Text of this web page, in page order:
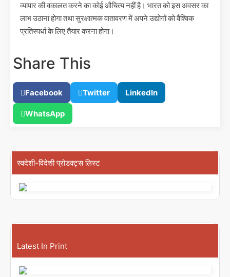
व्यापार की वकालत करने का कोई औचित्य नहीं है। भारत को इस अवसर का
लाभ उठाना होगा तथा सुरक्षात्मक वातावरण में अपने उद्योगों को वैश्विक
प्रतिस्पर्धा के लिए तैयार करना होगा।
Share This
Facebook Twitter LinkedIn
WhatsApp
स्वदेशी-विदेशी प्रोडक्ट्स लिस्ट
Latest In Print